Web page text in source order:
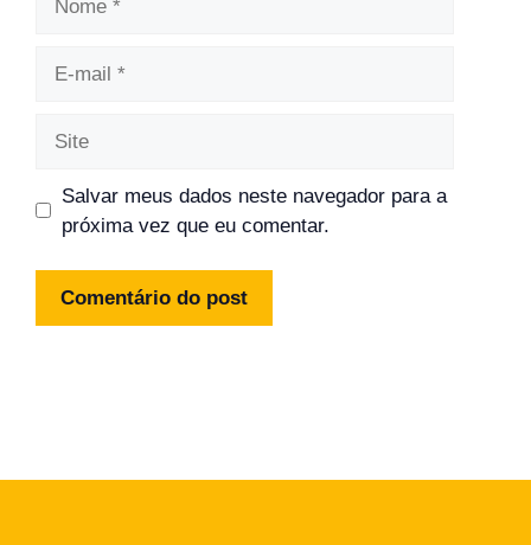
Salvar meus dados neste navegador para a
próxima vez que eu comentar.